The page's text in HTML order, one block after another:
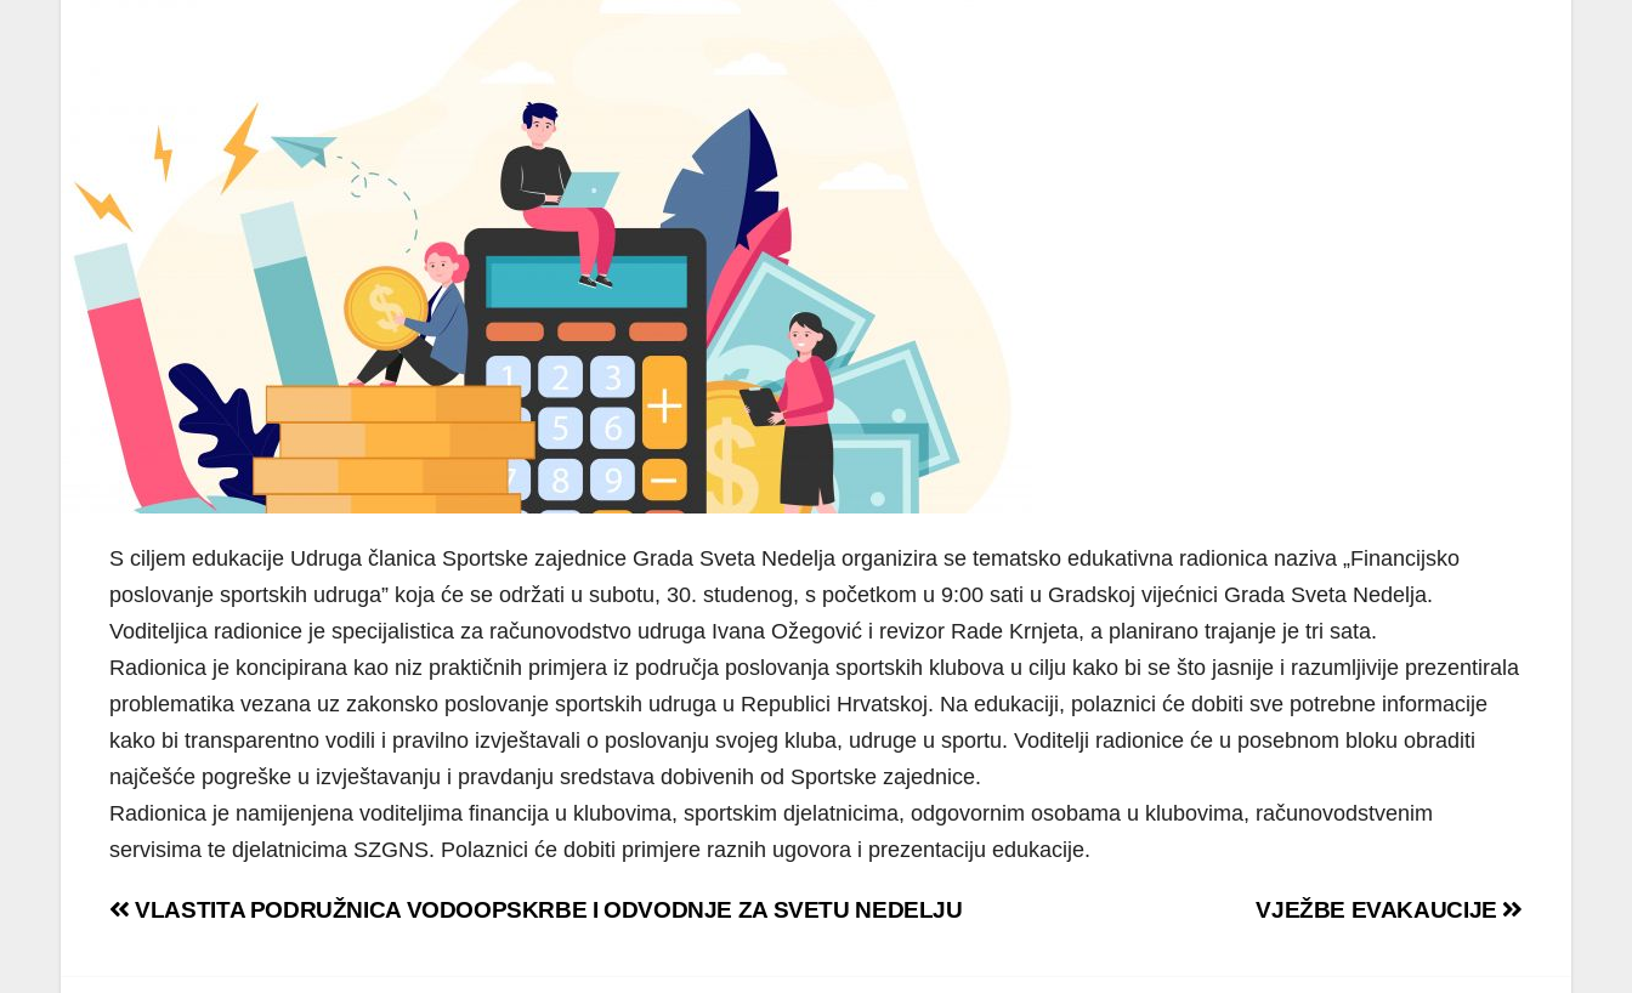
S ciljem edukacije Udruga članica Sportske zajednice Grada Sveta Nedelja organizira se tematsko edukativna radionica naziva „Financijsko
poslovanje sportskih udruga” koja će se održati u subotu, 30. studenog, s početkom u 9:00 sati u Gradskoj vijećnici Grada Sveta Nedelja.
Voditeljica radionice je specijalistica za računovodstvo udruga Ivana Ožegović i revizor Rade Krnjeta, a planirano trajanje je tri sata.
Radionica je koncipirana kao niz praktičnih primjera iz područja poslovanja sportskih klubova u cilju kako bi se što jasnije i razumljivije prezentirala
problematika vezana uz zakonsko poslovanje sportskih udruga u Republici Hrvatskoj. Na edukaciji, polaznici će dobiti sve potrebne informacije
kako bi transparentno vodili i pravilno izvještavali o poslovanju svojeg kluba, udruge u sportu. Voditelji radionice će u posebnom bloku obraditi
najčešće pogreške u izvještavanju i pravdanju sredstava dobivenih od Sportske zajednice.
Radionica je namijenjena voditeljima financija u klubovima, sportskim djelatnicima, odgovornim osobama u klubovima, računovodstvenim
servisima te djelatnicima SZGNS. Polaznici će dobiti primjere raznih ugovora i prezentaciju edukacije.
Navigacija
VJEŽBE EVAKAUCIJE
VLASTITA PODRUŽNICA VODOOPSKRBE I ODVODNJE ZA SVETU NEDELJU